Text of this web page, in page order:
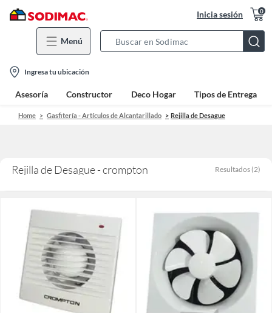
Inicia sesión 0
Menú
Bar
location-
icon
Ingresa tu ubicación
Asesoría Constructor Deco Hogar Tipos de Entrega
Home Gasfitería - Artículos de Alcantarillado Rejilla de Desague
Rejilla de Desague - crompton Resultados (2)